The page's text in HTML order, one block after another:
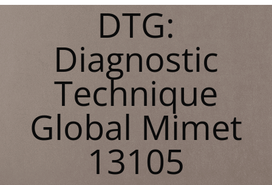
DTG:
Diagnostic
Technique
Global Mimet
13105